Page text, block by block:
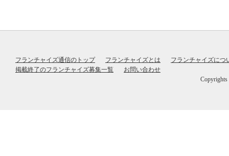
フランチャイズ通信のトップ フランチャイズとは
フランチャイズにつ
掲載終了のフランチャイズ募集一覧
お問い合わせ